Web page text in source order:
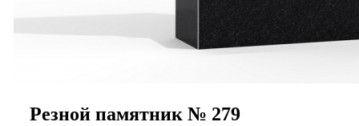
Резной памятник № 279